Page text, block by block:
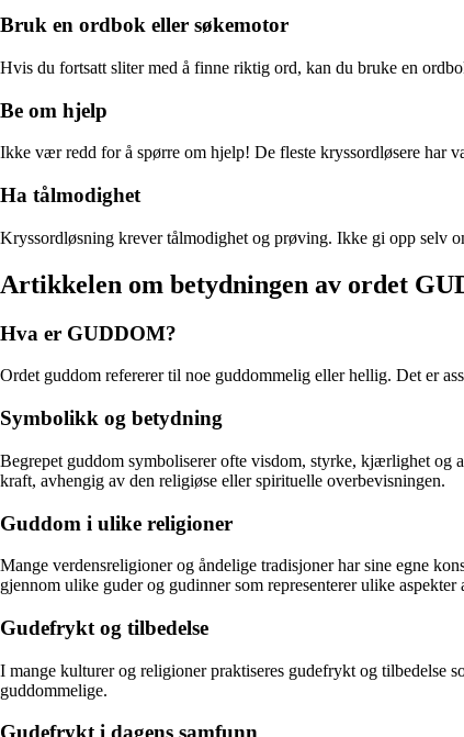
Bruk en ordbok eller søkemotor
Hvis du fortsatt sliter med å finne riktig ord, kan du bruke en
Be om hjelp
Ikke vær redd for å spørre om hjelp! De fleste kryssordløsere har
Ha tålmodighet
Kryssordløsning krever tålmodighet og prøving. Ikke gi opp selv
Artikkelen om betydningen av ordet
Hva er GUDDOM?
Ordet guddom refererer til noe guddommelig eller hellig. Det er
Symbolikk og betydning
Begrepet guddom symboliserer ofte visdom, styrke, kjærlighet og
kraft, avhengig av den religiøse eller spirituelle overbevisningen.
Guddom i ulike religioner
Mange verdensreligioner og åndelige tradisjoner har sine egne
gjennom ulike guder og gudinner som representerer ulike
Gudefrykt og tilbedelse
I mange kulturer og religioner praktiseres gudefrykt og tilbedelse
guddommelige.